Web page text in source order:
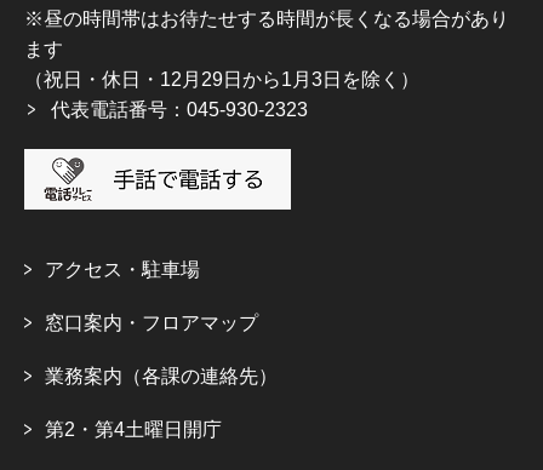
※昼の時間帯はお待たせする時間が長くなる場合があり
ます
（祝日・休日・12月29日から1月3日を除く）
代表電話番号：045-930-2323
アクセス・駐車場
窓口案内・フロアマップ
業務案内（各課の連絡先）
第2・第4土曜日開庁